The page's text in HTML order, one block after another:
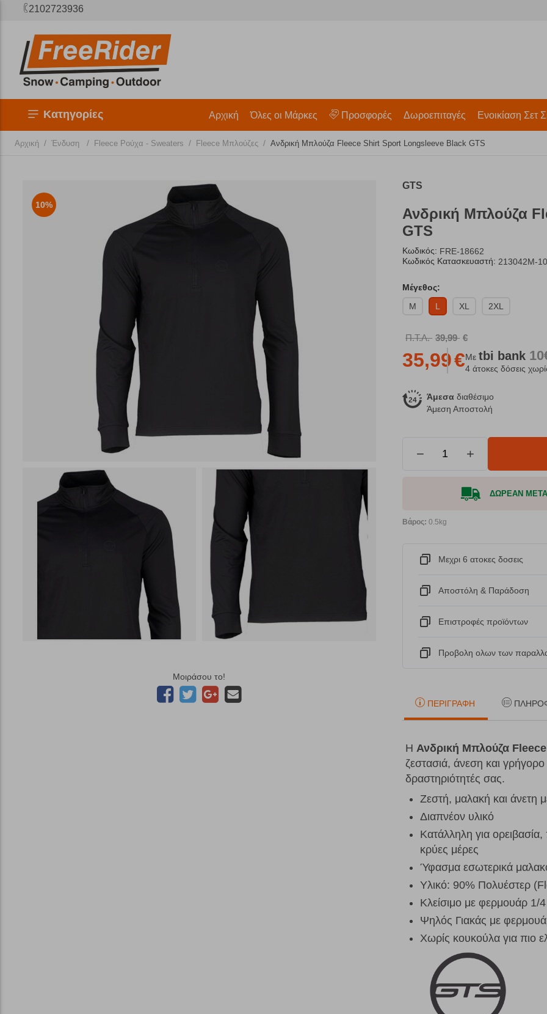
2102723936
Κατηγορίες Αρχική Όλες οι Μάρκες Προσφορές Δωροεπιταγές Ενοικίαση Σετ
Αρχική / Ένδυση / Fleece Ρούχα - Sweaters / Fleece Μπλούζες / Ανδρική Μπλούζα Fleece Shirt Sport Longsleeve Black GTS
10%
Μοιράσου το!
GTS
Ανδρική Μπλούζα
GTS
Κωδικός: FRE-18662
Κωδικός Κατασκευαστή: 213042M-10
Μέγεθος:
M
L XL 2XL
Π.Τ.Λ. 39,99 €
35,99€Μεtbi bank
4 άτοκες δόσεις
Άμεσα διαθέσιμο
Άμεση Αποστολή
− +
ΔΩΡΕΑΝ
Βάρος: 0.5kg
Μεχρι 6 ατοκες δοσεις
Αποστόλη & Παράδοση
Eπιστροφές προϊόντων
Προβολη ολων των
ΠΕΡΙΓΡΑΦΉ
ΗΑνδρική Μπλούζα
ζεστασιά, άνεση και γρήγορο
δραστηριότητές σας.
Ζεστή, μαλακή και άνετη
Διαπνέον υλικό
Κατάλληλη για
κρύες μέρες
Ύφασμα εσωτερικά
Υλικό: 90% Πολυέστερ
Κλείσιμο με φερμουάρ 1/4
Ψηλός Γιακάς με
Χωρίς κουκούλα για πιο